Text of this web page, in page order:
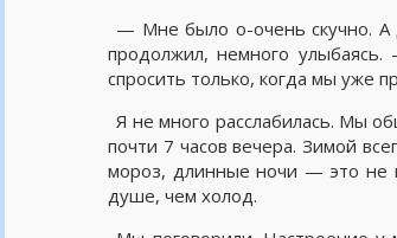
— Мне было о-очень скучно. А
продолжил, немного
спросить только, когда мы уже
Я не много расслабилась. Мы
почти 7 часов вечера. Зимой
мороз, длинные ночи — это не
душе, чем холод.